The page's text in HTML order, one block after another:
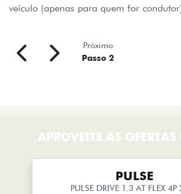
veículo (apenas para quem for
Próximo
Passo 2
APROVEITE AS OFERTAS
PULSE
PULSE DRIVE 1.3 AT FLEX